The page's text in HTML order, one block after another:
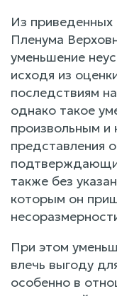
Из приведенных
Пленума
уменьшение
исходя из
последствиям
однако такое
произвольным и
представления
также без
которым он
При этом
влечь выгоду
особенно в